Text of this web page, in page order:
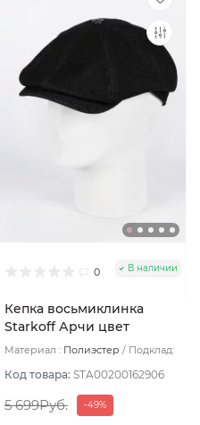
0 В наличии
Кепка восьмиклинка
Starkoff Арчи цвет
Чёрный размер 57
Материал : Полиэстер
Подклад:
Код товара: STA00200162906
5 699Руб. -49%